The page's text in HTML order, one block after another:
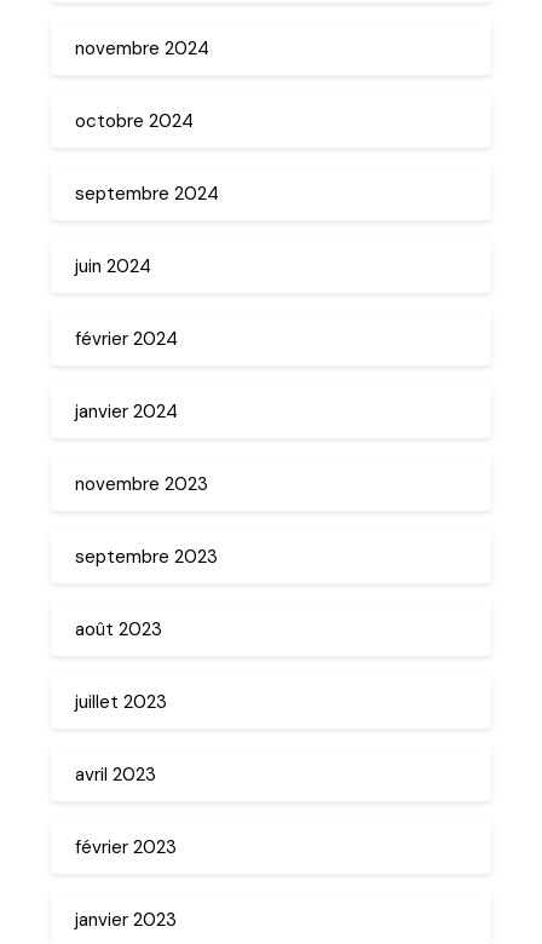
novembre 2024
octobre 2024
septembre 2024
juin 2024
février 2024
janvier 2024
novembre 2023
septembre 2023
août 2023
juillet 2023
avril 2023
février 2023
janvier 2023